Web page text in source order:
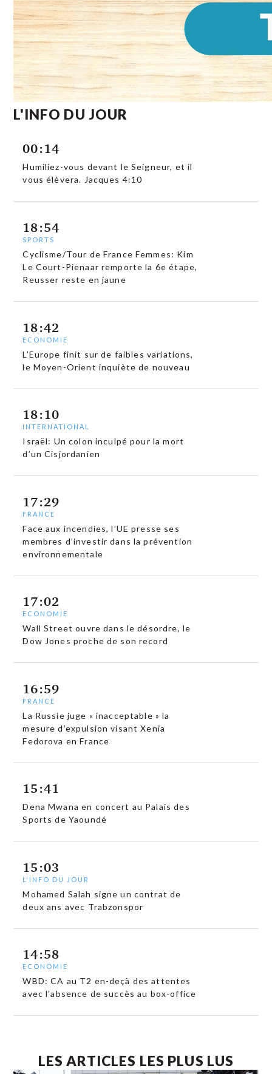
L'INFO DU JOUR
00:14
Humiliez-vous devant le Seigneur, et il
vous élèvera. Jacques 4:10
18:54
SPORTS
Cyclisme/Tour de France Femmes: Kim
Le Court-Pienaar remporte la 6e étape,
Reusser reste en jaune
18:42
ECONOMIE
L’Europe finit sur de faibles variations,
le Moyen-Orient inquiète de nouveau
18:10
INTERNATIONAL
Israël: Un colon inculpé pour la mort
d’un Cisjordanien
17:29
FRANCE
Face aux incendies, l’UE presse ses
membres d’investir dans la prévention
environnementale
17:02
ECONOMIE
Wall Street ouvre dans le désordre, le
Dow Jones proche de son record
16:59
FRANCE
La Russie juge « inacceptable » la
mesure d’expulsion visant Xenia
Fedorova en France
15:41
Dena Mwana en concert au Palais des
Sports de Yaoundé
15:03
L'INFO DU JOUR
Mohamed Salah signe un contrat de
deux ans avec Trabzonspor
14:58
ECONOMIE
WBD: CA au T2 en-deçà des attentes
avec l’absence de succès au box-office
LES ARTICLES LES PLUS LUS